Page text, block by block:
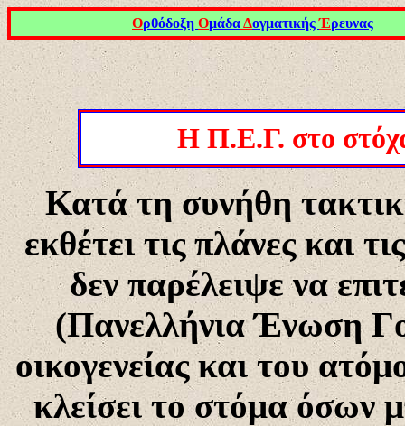
Ορθόδοξη ΟμάδαΔογματικήςΈρευνας
Η Π.Ε.Γ. στο
Κατά τη συνήθη
εκθέτει τις πλάνες και
δεν παρέλειψε να
(Πανελλήνια Ένωση
οικογενείας και του
κλείσει το στόμα όσων